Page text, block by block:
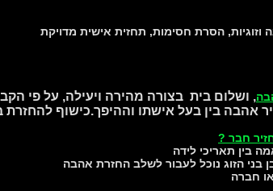
וזוגיות, הסרת חסימות, תחזית אישית מדויקת
, ושלום בית בצורה מהירה ויעילה, על פי
בין בעל אישתו וההיפך.כישוף להחזרת
חבר ?
בין תאריכי לידה
בני הזוג נוכל לעבור לשלב החזרת אהבה
חברה